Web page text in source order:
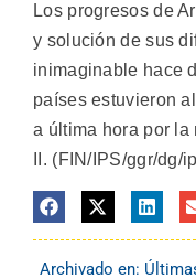
Los progresos de
y solución de sus
inimaginable hace
países estuvieron
a última hora por
II. (FIN/IPS/ggr/dg/
Archivado en: